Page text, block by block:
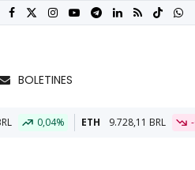
BOLETINES
BRL -0,02% BTC